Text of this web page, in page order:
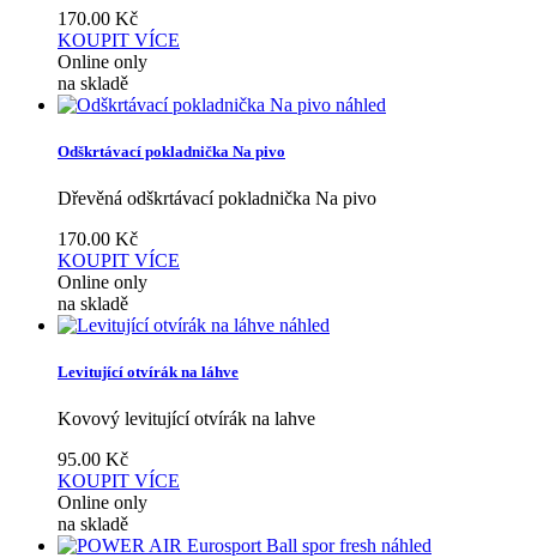
170.00 Kč
KOUPIT VÍCE
Online only
na skladě
náhled
Odškrtávací pokladnička Na pivo
Dřevěná odškrtávací pokladnička Na pivo
170.00 Kč
KOUPIT VÍCE
Online only
na skladě
náhled
Levitující otvírák na láhve
Kovový levitující otvírák na lahve
95.00 Kč
KOUPIT VÍCE
Online only
na skladě
náhled